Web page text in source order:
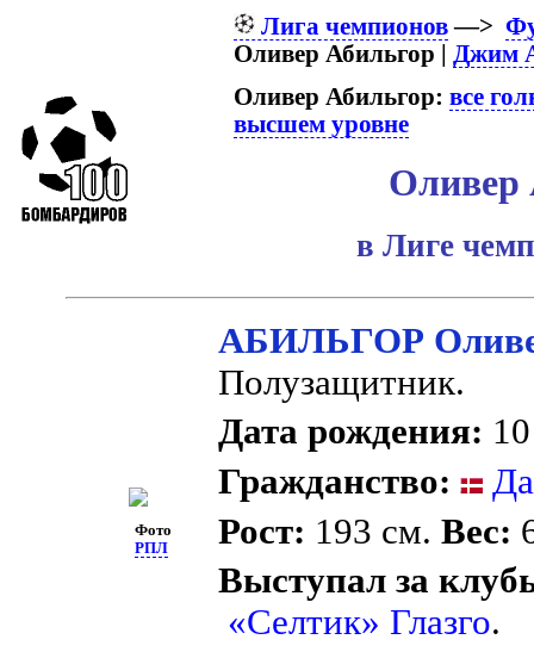
Лига чемпионов—>
Оливер Абильгор |
Джим
Оливер Абильгор: все
высшем уровне
Оливер
в Лиге
Фото
РПЛ
АБИЛЬГОР
Полузащитник.
Дата рождения:
Гражданство:
Рост: 193 см. Вес:
Выступал за
«Селтик» Глазго.